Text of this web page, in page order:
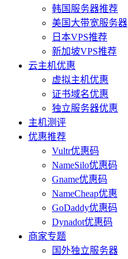
韩国服务器推荐
美国大带宽服务器
日本VPS推荐
新加坡VPS推荐
云主机优惠
虚拟主机优惠
证书域名优惠
独立服务器优惠
主机测评
优惠推荐
Vultr优惠码
NameSilo优惠码
Gname优惠码
NameCheap优惠
GoDaddy优惠码
Dynadot优惠码
商家专题
国外独立服务器